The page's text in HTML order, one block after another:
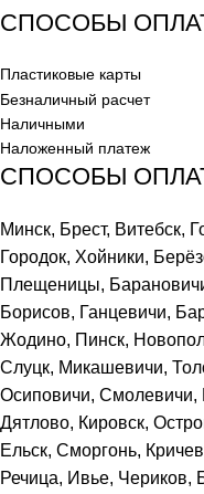
СПОСОБЫ
Пластиковые карты
Безналичный расчет
Наличными
Наложенный платеж
СПОСОБЫ
Минск, Брест, Витебск,
Городок, Хойники,
Плещеницы,
Борисов, Ганцевичи,
Жодино, Пинск,
Слуцк, Микашевичи,
Осиповичи, Смолевичи,
Дятлово, Кировск,
Ельск, Сморгонь,
Речица, Ивье, Чериков,